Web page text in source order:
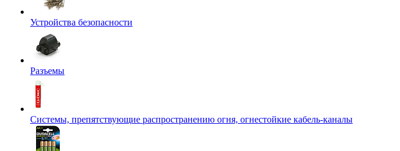
Устройства безопасности
Разъемы
Системы, препятствующие распространению огня, огнестойкие кабель-каналы